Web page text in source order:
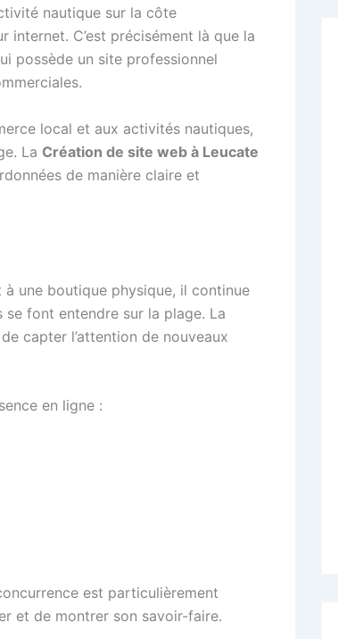
nautique sur la côte
internet. C’est précisément là que la
possède un site professionnel
local et aux activités nautiques,
La Création de site web à Leucate
de manière claire et
une boutique physique, il continue
font entendre sur la plage. La
capter l’attention de nouveaux
en ligne :
est particulièrement
et de montrer son savoir-faire.